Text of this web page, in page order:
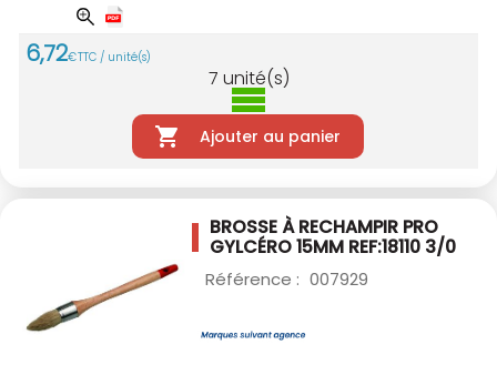
6,72€TTC / unité(s)
7 unité(s)
Ajouter au panier
BROSSE À RECHAMPIR PRO
GYLCÉRO 15MM REF:18110 3/0
Référence : 007929